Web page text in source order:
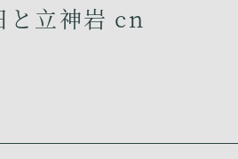
と立神岩 cn